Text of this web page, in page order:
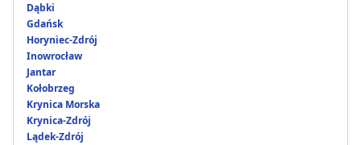
Dąbki
Gdańsk
Horyniec-Zdrój
Inowrocław
Jantar
Kołobrzeg
Krynica Morska
Krynica-Zdrój
Lądek-Zdrój